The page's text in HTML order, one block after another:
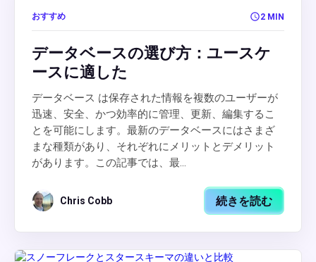
おすすめ 2 MIN
データベースの選び方：ユースケ
ースに適した
データベース は保存された情報を複数のユーザーが
迅速、安全、かつ効率的に管理、更新、編集するこ
とを可能にします。最新のデータベースにはさまざ
まな種類があり、それぞれにメリットとデメリット
があります。この記事では、最...
Chris Cobb 続きを読む